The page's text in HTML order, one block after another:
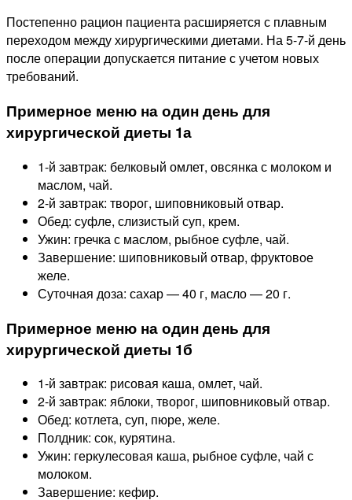
Постепенно рацион пациента расширяется с плавным
переходом между хирургическими диетами. На 5-7-й день
после операции допускается питание с учетом новых
требований.
Примерное меню на один день для
хирургической диеты 1а
1-й завтрак: белковый омлет, овсянка с молоком и
маслом, чай.
2-й завтрак: творог, шиповниковый отвар.
Обед: суфле, слизистый суп, крем.
Ужин: гречка с маслом, рыбное суфле, чай.
Завершение: шиповниковый отвар, фруктовое
желе.
Суточная доза: сахар — 40 г, масло — 20 г.
Примерное меню на один день для
хирургической диеты 1б
1-й завтрак: рисовая каша, омлет, чай.
2-й завтрак: яблоки, творог, шиповниковый отвар.
Обед: котлета, суп, пюре, желе.
Полдник: сок, курятина.
Ужин: геркулесовая каша, рыбное суфле, чай с
молоком.
Завершение: кефир.